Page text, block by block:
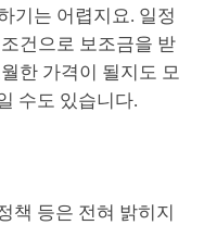
기는 어렵지요. 일정
건으로 보조금을 받
한 가격이 될지도 모
수도 있습니다.
책 등은 전혀 밝히지